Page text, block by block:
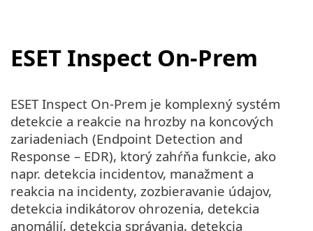
ESET Inspect On-Prem
ESET Inspect On-Prem je komplexný systém
detekcie a reakcie na hrozby na koncových
zariadeniach (Endpoint Detection and
Response – EDR), ktorý zahŕňa funkcie, ako
napr. detekcia incidentov, manažment a
reakcia na incidenty, zozbieravanie údajov,
detekcia indikátorov ohrozenia, detekcia
anomálií, detekcia správania, detekcia